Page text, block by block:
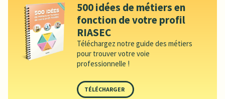
500 idées de métiers en
fonction de votre profil
RIASEC
Téléchargez notre guide des métiers
pour trouver votre voie
professionnelle !
TÉLÉCHARGER